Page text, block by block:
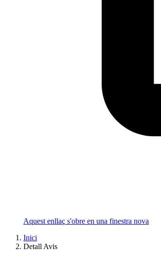
Aquest enllaç s'obre en una finestra nova
Inici
Detall Avis